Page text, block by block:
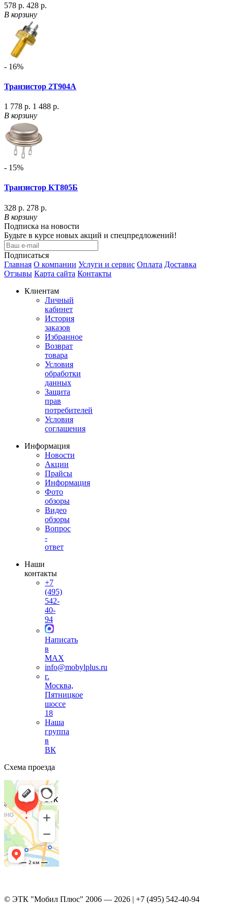
578 р. 428 р.
В корзину
- 16%
Транзистор 2Т904А
1 778 р. 1 488 р.
В корзину
- 15%
Транзистор КТ805Б
328 р. 278 р.
В корзину
Подписка на новости
Будьте в курсе новых акций и спецпредложений!
Подписаться
Главная О компании Услуги и сервис Оплата Доставка
Отзывы Карта сайта Контакты
Клиентам
Личный
кабинет
История
заказов
Избранное
Возврат
товара
Условия
обработки
данных
Защита
прав
потребителей
Условия
соглашения
Информация
Новости
Акции
Прайсы
Информация
Фото
обзоры
Видео
обзоры
Вопрос
-
ответ
Наши
контакты
+7
(495)
542-
40-
94
Написать
в
MAX
info@mobylplus.ru
г.
Москва,
Пятницкое
шоссе
18
Наша
группа
в
ВК
Схема проезда
© ЭТК "Мобил Плюс" 2006 — 2026 | +7 (495) 542-40-94